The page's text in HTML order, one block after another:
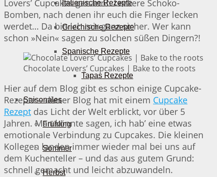
Italienische Rezepte
Griechische Rezepte
Spanische Rezepte
Tapas Rezepte
Saisonales
Frühling
Sommer
Herbst
Lovers’ Cupcakes genannt. Leckere Schoko-
Bomben, nach denen ihr euch die Finger lecken
werdet… Da bin ich mir ganz sicher. Wer kann
schon »Nein« sagen zu solchen süßen Dingern?!
Chocolate Lovers’ Cupcakes | Bake to the roots
Hier auf dem Blog gibt es schon einige Cupcake-
Rezepte – dieser Blog hat mit einem Cupcake
Rezept das Licht der Welt erblickt, vor über 5
Jahren. Man könnte sagen, ich hab’ eine etwas
emotionale Verbindung zu Cupcakes. Die kleinen
Kollegen landen immer wieder mal bei uns auf
dem Kuchenteller – und das aus gutem Grund:
schnell gemacht und leicht abzuwandeln.